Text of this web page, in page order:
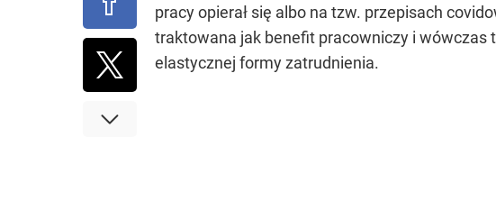
pracy opierał się albo na tzw. przepisach
traktowana jak benefit pracowniczy i wówczas
elastycznej formy zatrudnienia.